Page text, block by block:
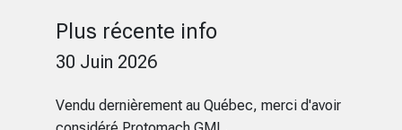
Plus récente info
30 Juin 2026
Vendu dernièrement au Québec, merci d'avoir